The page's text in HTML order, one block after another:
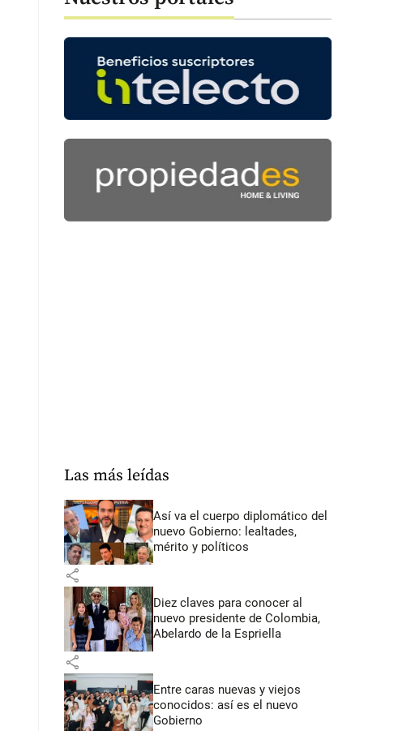
Las más leídas
Así va el cuerpo diplomático del
nuevo Gobierno: lealtades,
mérito y políticos
share
Diez claves para conocer al
nuevo presidente de Colombia,
Abelardo de la Espriella
share
Entre caras nuevas y viejos
conocidos: así es el nuevo
Gobierno